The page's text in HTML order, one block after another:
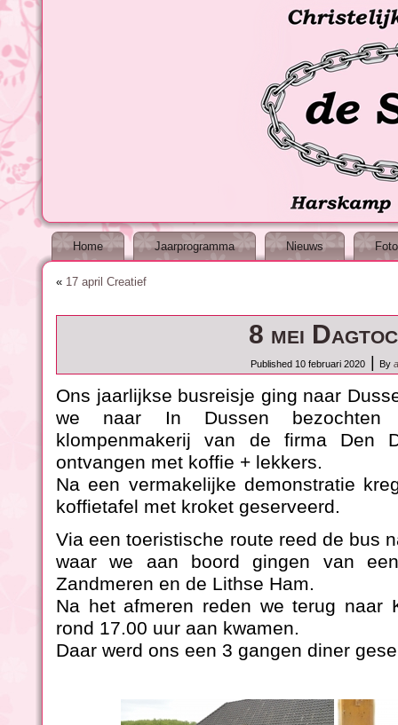
Home Jaarprogramma Nieuws
« 17 april Creatief
8 mei
Published 10 februari 2020 By
Ons jaarlijkse busreisje ging naar
we naar In Dussen bezochten
klompenmakerij van de firma Den
ontvangen met koffie + lekkers.
Na een vermakelijke demonstratie
koffietafel met kroket geserveerd.
Via een toeristische route reed de bus
waar we aan boord gingen van
Zandmeren en de Lithse Ham.
Na het afmeren reden we terug naar
rond 17.00 uur aan kwamen.
Daar werd ons een 3 gangen diner